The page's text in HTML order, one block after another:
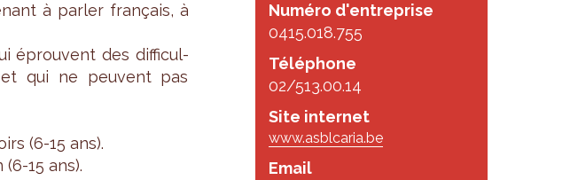
Numéro d'entreprise
0415.018.755
Téléphone
02/513.00.14
Site internet
www.asblcaria.be
Email
à par­ler fran­çais, à
éprouvent des dif­fi­cul­
qui ne peuvent pas
(6-15 ans).
15 ans).